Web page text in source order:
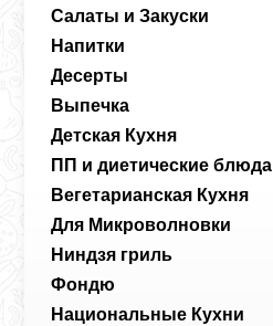
Салаты и Закуски
Напитки
Десерты
Выпечка
Детская Кухня
ПП и диетические блюда
Вегетарианская Кухня
Для Микроволновки
Ниндзя гриль
Фондю
Национальные Кухни